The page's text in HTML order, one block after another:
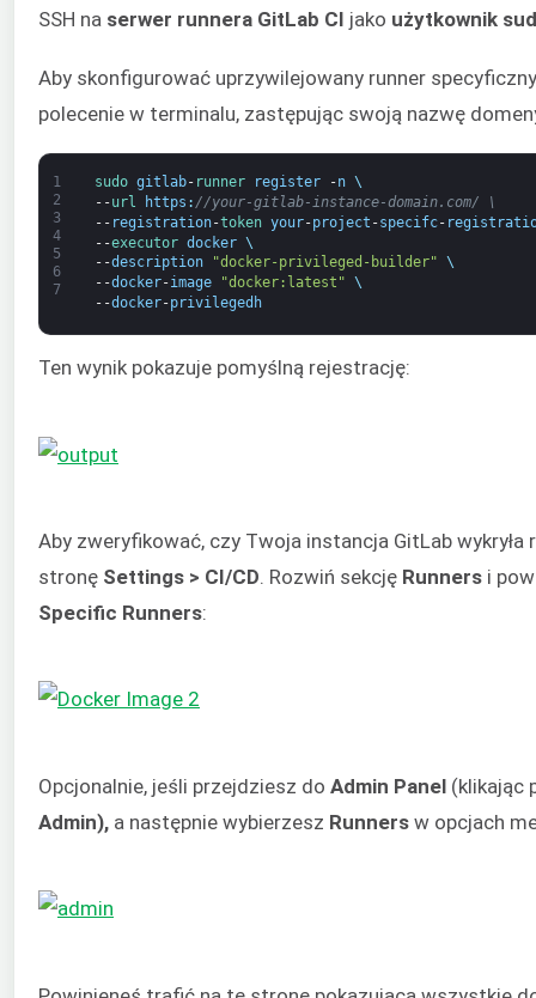
SSH na serwer runnera GitLab CI jako użytkownik
Aby skonfigurować uprzywilejowany runner
polecenie w terminalu, zastępując swoją nazwę
1
2
3
4
5
6
7
sudo gitlab- runner register -n \
--url https : //your-gitlab-instance-domain.com/ \
-- registration-token your-project -specifc-
--executor docker \
--description "docker-privileged-builder" \
--docker-image "docker:latest" \
--docker-privilegedh
Ten wynik pokazuje pomyślną rejestrację:
Aby zweryfikować, czy Twoja instancja GitLab
stronę Settings > CI/CD . Rozwiń sekcję Runners i
Specific Runners:
Opcjonalnie, jeśli przejdziesz do Admin Panel (klikając
Admin), a następnie wybierzesz Runners w opcjach